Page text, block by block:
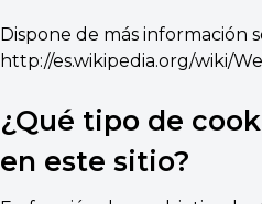
Dispone de más información
http://es.wikipedia.org/wiki/
¿Qué tipo de
en este sitio?